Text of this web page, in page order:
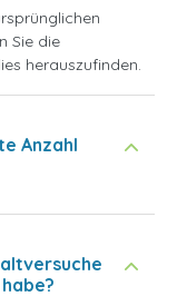
Sie die
herauszufinden.
Anzahl